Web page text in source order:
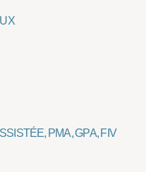
PMA, GPA, FIV